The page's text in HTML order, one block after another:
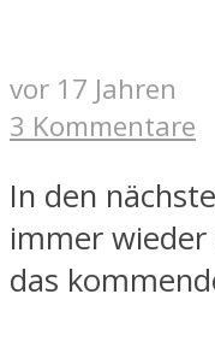
vor 17 Jahren
3 Kommentare
In den
immer
das